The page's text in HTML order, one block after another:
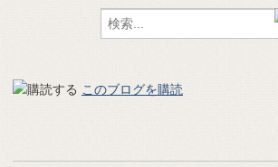
このブログを購読